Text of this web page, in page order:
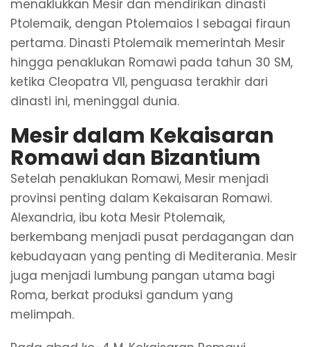
menaklukkan Mesir dan mendirikan dinasti
Ptolemaik, dengan Ptolemaios I sebagai firaun
pertama. Dinasti Ptolemaik memerintah Mesir
hingga penaklukan Romawi pada tahun 30 SM,
ketika Cleopatra VII, penguasa terakhir dari
dinasti ini, meninggal dunia.
Mesir dalam Kekaisaran
Romawi dan Bizantium
Setelah penaklukan Romawi, Mesir menjadi
provinsi penting dalam Kekaisaran Romawi.
Alexandria, ibu kota Mesir Ptolemaik,
berkembang menjadi pusat perdagangan dan
kebudayaan yang penting di Mediterania. Mesir
juga menjadi lumbung pangan utama bagi
Roma, berkat produksi gandum yang
melimpah.